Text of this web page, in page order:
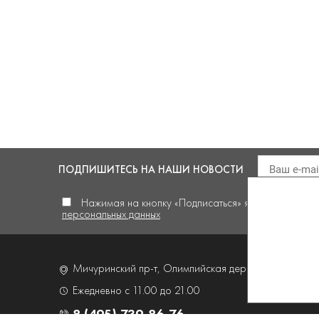
ПОДПИШИТЕСЬ НА НАШИ НОВОСТИ
Нажимая на кнопку «Подписаться» я даю своё
персональных данных
Мичуринский пр-т, Олимпийская деревня,
Ежедневно с 11.00 до 21.00
8 (495) 739-86-76